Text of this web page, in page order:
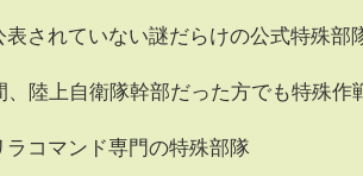
表されていない謎だらけの公式特殊部
、陸上自衛隊幹部だった方でも特殊作
ラコマンド専門の特殊部隊